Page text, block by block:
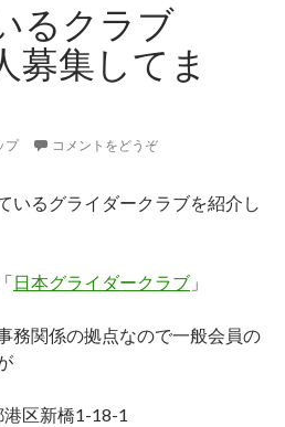
るクラブ
募集してま
プ コメントをどうぞ
いるグライダークラブを紹介し
日本グライダークラブ 」
務関係の拠点なので一般会員の
区新橋1-18-1